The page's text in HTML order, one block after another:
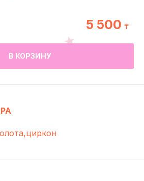
5 500 ₸
В КОРЗИНУ